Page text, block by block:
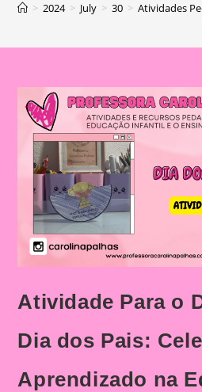
> 2024 > July > 30 > Atividades
Atividade Para o
Dia dos Pais:
Aprendizado na